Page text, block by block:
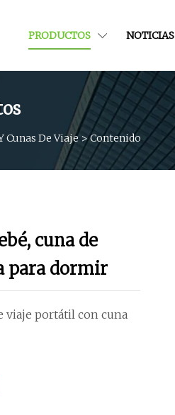
PRODUCTOS NOTICIAS
Cunas De Viaje >Contenido
cuna de
para dormir
viaje portátil con cuna